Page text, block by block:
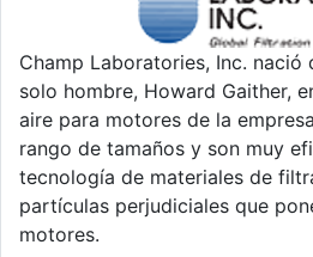
Champ Laboratories, Inc. nació
solo hombre, Howard Gaither,
aire para motores de la
rango de tamaños y son muy
tecnología de materiales de
partículas perjudiciales que
motores.